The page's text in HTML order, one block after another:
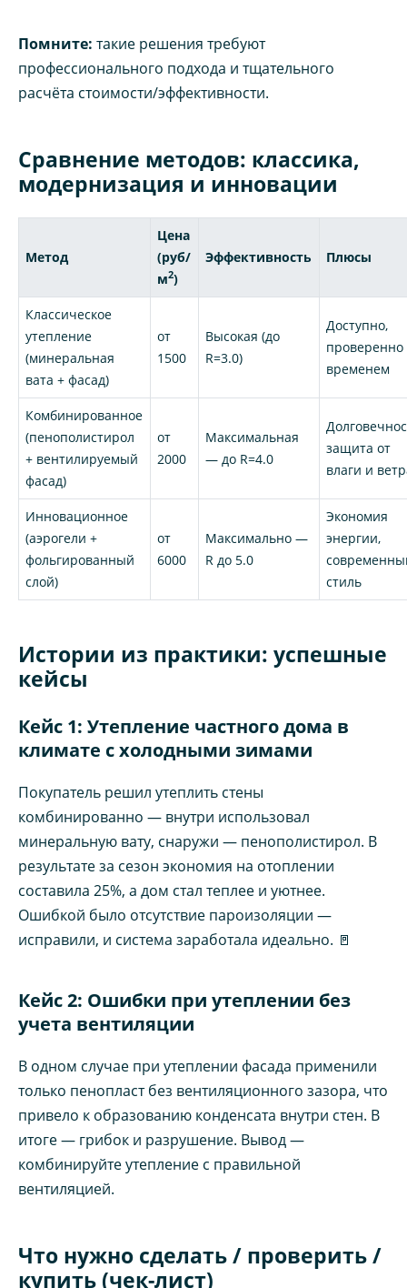
Помните: такие решения требуют
профессионального подхода и тщательного
расчёта стоимости/эффективности.
Сравнение методов: классика,
модернизация и инновации
Метод
Цена
(руб/
м2)
Эффективность Плюсы
Классическое
утепление
(минеральная
вата + фасад)
от
1500
Высокая (до
R=3.0)
Доступно,
проверенно
временем
Комбинированное
(пенополистирол
+ вентилируемый
фасад)
от
2000
Максимальная
— до R=4.0
защита от
влаги и
Инновационное
(аэрогели +
фольгированный
слой)
от
6000
Максимально —
R до 5.0
Экономия
энергии,
стиль
Истории из практики: успешные
кейсы
Кейс 1: Утепление частного дома в
климате с холодными зимами
Покупатель решил утеплить стены
комбинированно — внутри использовал
минеральную вату, снаружи — пенополистирол. В
результате за сезон экономия на отоплении
составила 25%, а дом стал теплее и уютнее.
Ошибкой было отсутствие пароизоляции —
исправили, и система заработала идеально. 🚪
Кейс 2: Ошибки при утеплении без
учета вентиляции
В одном случае при утеплении фасада применили
только пенопласт без вентиляционного зазора, что
привело к образованию конденсата внутри стен. В
итоге — грибок и разрушение. Вывод —
комбинируйте утепление с правильной
вентиляцией.
Что нужно сделать / проверить /
купить (чек-лист)